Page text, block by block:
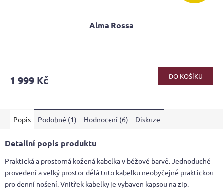
Alma Rossa
je
hvězdiček.
1 999 Kč DO KOŠÍKU
Popis Podobné (1) Hodnocení (6) Diskuze
Detailní popis produktu
Praktická a prostorná kožená kabelka v béžové barvě. Jednoduché
provedení a velký prostor dělá tuto kabelku neobyčejně praktickou
pro denní nošení. Vnitřek kabelky je vybaven kapsou na zip.